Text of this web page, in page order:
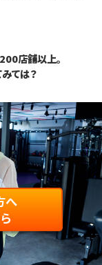
店舗以上。
ては？
へ